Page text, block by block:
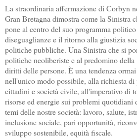
La straordinaria affermazione di Corbyn
Gran Bretagna dimostra come la Sinistra
pone al centro del suo programma
diseguaglianze e il ritorno alla giustizia
politiche pubbliche. Una Sinistra che si
politiche neoliberiste e al predomino
diritti delle persone. È una tendenza
nell'unico modo possibile, alla richiesta di
cittadini e società civile, all'imperativo di
risorse ed energie sui problemi quotidiani
temi delle nostre società: lavoro, salute,
inclusione sociale, pari opportunità,
sviluppo sostenibile, equità fiscale.